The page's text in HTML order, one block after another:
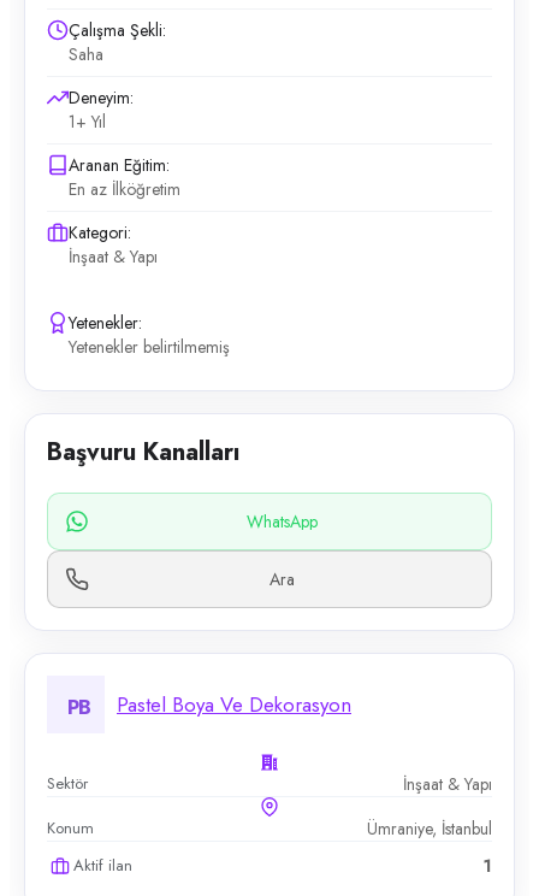
Çalışma Şekli:
Saha
Deneyim:
1+ Yıl
Aranan Eğitim:
En az İlköğretim
Kategori:
İnşaat & Yapı
Yetenekler:
Yetenekler belirtilmemiş
Başvuru Kanalları
WhatsApp
Ara
PB Pastel Boya Ve Dekorasyon
Sektör İnşaat & Yapı
Konum Ümraniye, İstanbul
Aktif ilan 1